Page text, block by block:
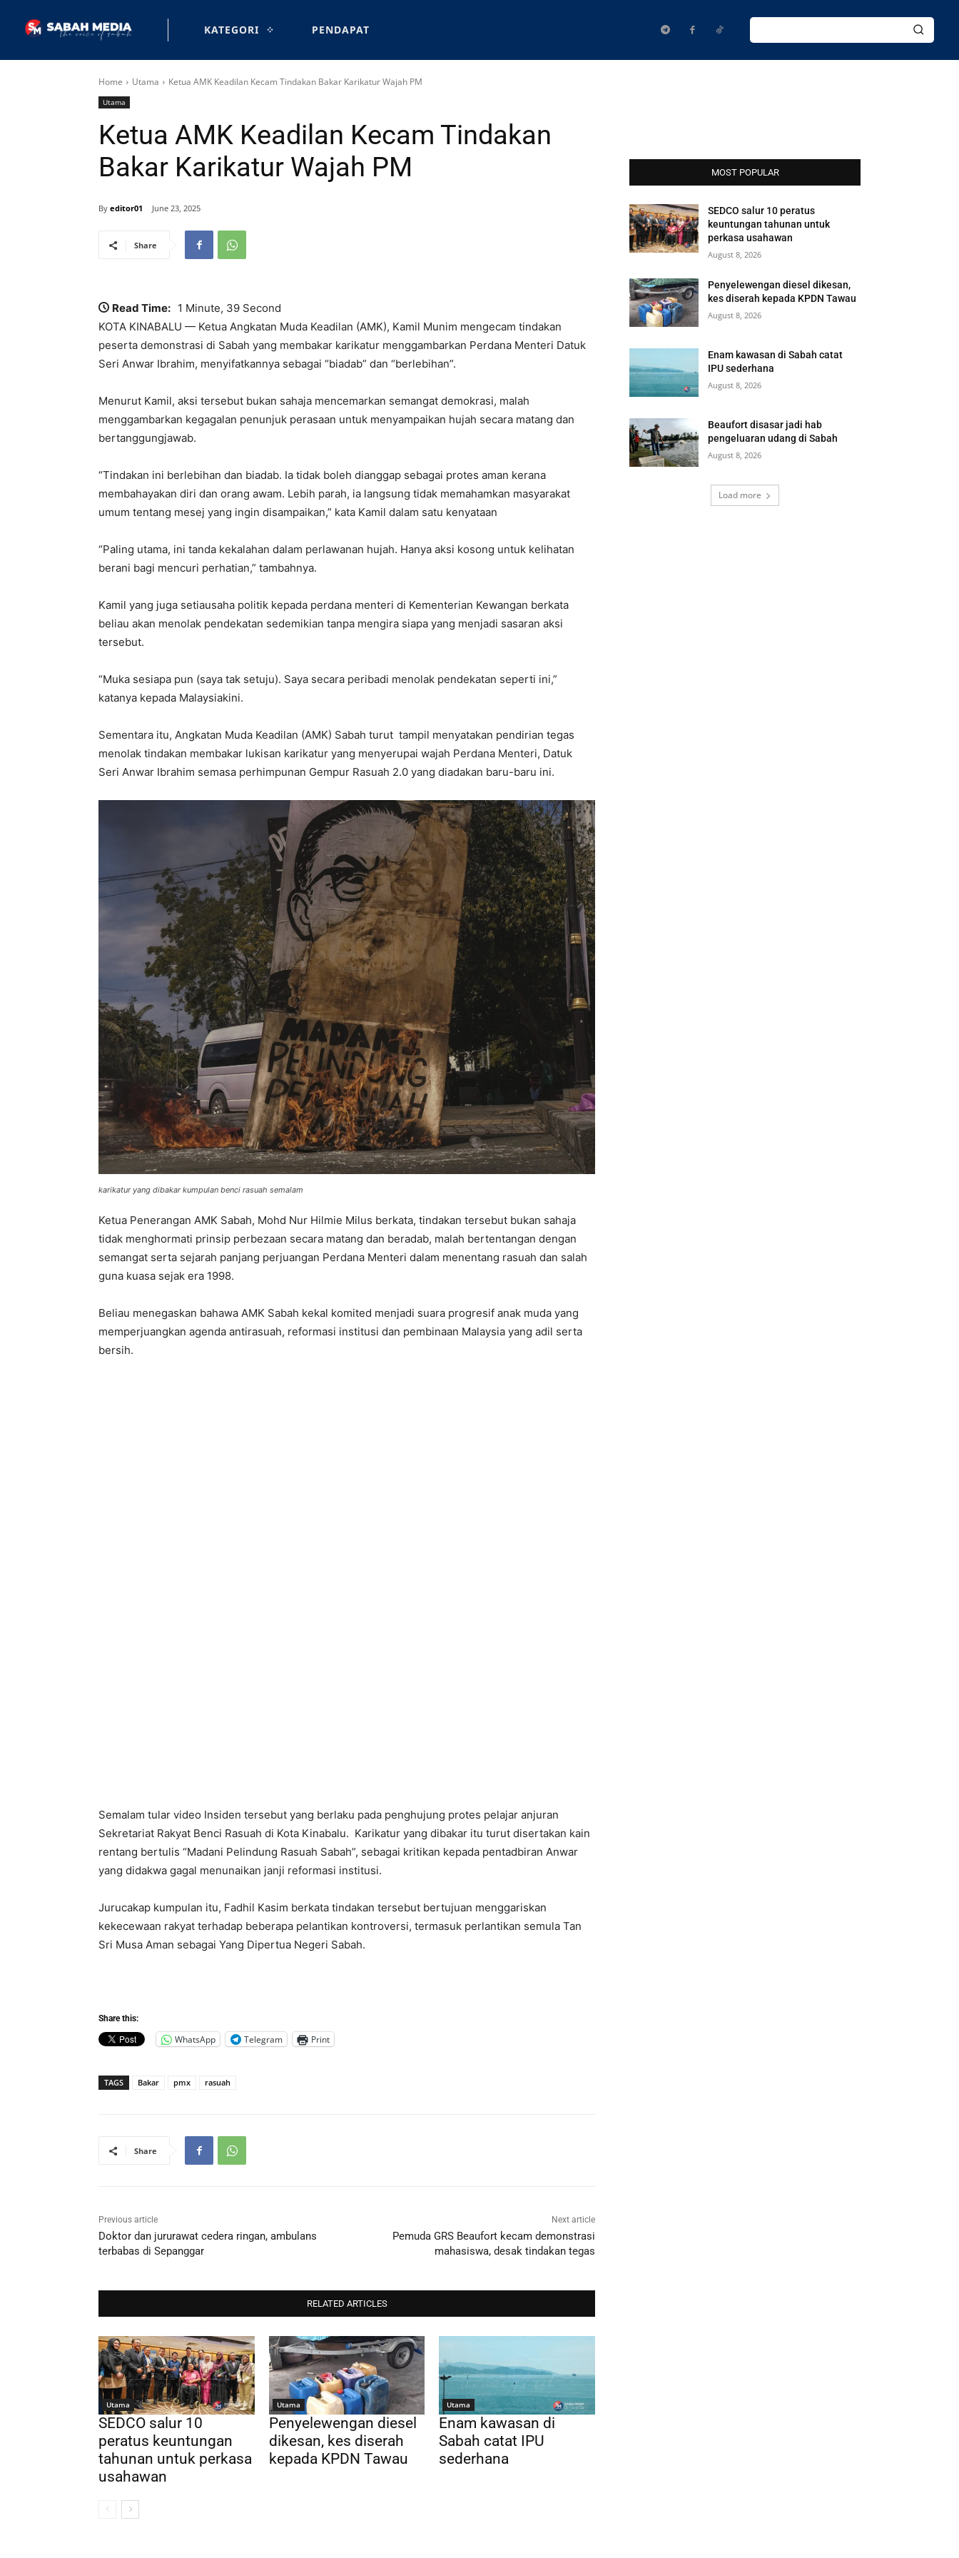
KATEGORI PENDAPAT
Home Utama Ketua AMK Keadilan Kecam Tindakan Bakar Karikatur Wajah PM
Utama
Ketua AMK Keadilan Kecam Tindakan
Bakar Karikatur Wajah PM
By editor01 June 23, 2025
Share
Read Time: 1 Minute, 39 Second
KOTA KINABALU — Ketua Angkatan Muda Keadilan (AMK), Kamil Munim mengecam tindakan
peserta demonstrasi di Sabah yang membakar karikatur menggambarkan Perdana Menteri Datuk
Seri Anwar Ibrahim, menyifatkannya sebagai “biadab” dan “berlebihan”.
Menurut Kamil, aksi tersebut bukan sahaja mencemarkan semangat demokrasi, malah
menggambarkan kegagalan penunjuk perasaan untuk menyampaikan hujah secara matang dan
bertanggungjawab.
“Tindakan ini berlebihan dan biadab. Ia tidak boleh dianggap sebagai protes aman kerana
membahayakan diri dan orang awam. Lebih parah, ia langsung tidak memahamkan masyarakat
umum tentang mesej yang ingin disampaikan,” kata Kamil dalam satu kenyataan
“Paling utama, ini tanda kekalahan dalam perlawanan hujah. Hanya aksi kosong untuk kelihatan
berani bagi mencuri perhatian,” tambahnya.
Kamil yang juga setiausaha politik kepada perdana menteri di Kementerian Kewangan berkata
beliau akan menolak pendekatan sedemikian tanpa mengira siapa yang menjadi sasaran aksi
tersebut.
“Muka sesiapa pun (saya tak setuju). Saya secara peribadi menolak pendekatan seperti ini,”
katanya kepada Malaysiakini.
Sementara itu, Angkatan Muda Keadilan (AMK) Sabah turut tampil menyatakan pendirian tegas
menolak tindakan membakar lukisan karikatur yang menyerupai wajah Perdana Menteri, Datuk
Seri Anwar Ibrahim semasa perhimpunan Gempur Rasuah 2.0 yang diadakan baru-baru ini.
karikatur yang dibakar kumpulan benci rasuah semalam
Ketua Penerangan AMK Sabah, Mohd Nur Hilmie Milus berkata, tindakan tersebut bukan sahaja
tidak menghormati prinsip perbezaan secara matang dan beradab, malah bertentangan dengan
semangat serta sejarah panjang perjuangan Perdana Menteri dalam menentang rasuah dan salah
guna kuasa sejak era 1998.
Beliau menegaskan bahawa AMK Sabah kekal komited menjadi suara progresif anak muda yang
memperjuangkan agenda antirasuah, reformasi institusi dan pembinaan Malaysia yang adil serta
bersih.
Semalam tular video Insiden tersebut yang berlaku pada penghujung protes pelajar anjuran
Sekretariat Rakyat Benci Rasuah di Kota Kinabalu. Karikatur yang dibakar itu turut disertakan kain
rentang bertulis “Madani Pelindung Rasuah Sabah”, sebagai kritikan kepada pentadbiran Anwar
yang didakwa gagal menunaikan janji reformasi institusi.
Jurucakap kumpulan itu, Fadhil Kasim berkata tindakan tersebut bertujuan menggariskan
kekecewaan rakyat terhadap beberapa pelantikan kontroversi, termasuk perlantikan semula Tan
Sri Musa Aman sebagai Yang Dipertua Negeri Sabah.
Share this:
WhatsApp Telegram Print
TAGS Bakar pmx rasuah
Share
Previous article
Doktor dan jururawat cedera ringan, ambulans
terbabas di Sepanggar
Next article
Pemuda GRS Beaufort kecam demonstrasi
mahasiswa, desak tindakan tegas
RELATED ARTICLES
Utama
SEDCO salur 10
peratus keuntungan
tahunan untuk perkasa
usahawan
Utama
Penyelewengan diesel
dikesan, kes diserah
kepada KPDN Tawau
Utama
Enam kawasan di
Sabah catat IPU
sederhana
MOST POPULAR
SEDCO salur 10 peratus
keuntungan tahunan untuk
perkasa usahawan
August 8, 2026
Penyelewengan diesel dikesan,
kes diserah kepada KPDN Tawau
August 8, 2026
Enam kawasan di Sabah catat
IPU sederhana
August 8, 2026
Beaufort disasar jadi hab
pengeluaran udang di Sabah
August 8, 2026
Load more